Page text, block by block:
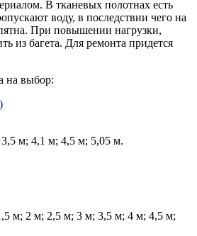
В тканевых полотнах есть
воду, в последствии чего на
При повышении нагрузки,
из багета. Для ремонта придется
на выбор:
м; 4,1 м; 4,5 м; 5,05 м.
м; 2 м; 2,5 м; 3 м; 3,5 м; 4 м; 4,5 м;